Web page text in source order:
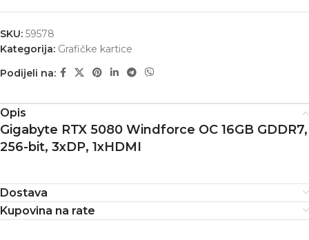
SKU: 59578
Kategorija: Grafičke kartice
Podijeli na:
Opis
Gigabyte RTX 5080 Windforce OC 16GB GDDR7,
256-bit, 3xDP, 1xHDMI
Dostava
Kupovina na rate